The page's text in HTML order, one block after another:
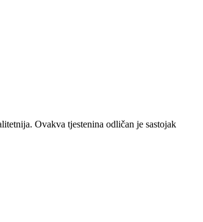
Ovakva tjestenina odličan je sastojak